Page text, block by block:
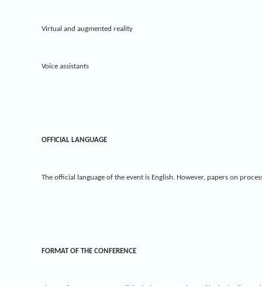
Virtual and augmented reality
Voice assistants
OFFICIAL LANGUAGE
The official language of the event is English. However, papers on
FORMAT OF THE CONFERENCE